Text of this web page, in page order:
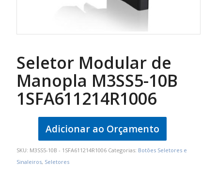
Seletor Modular de
Manopla M3SS5-10B
1SFA611214R1006
Adicionar ao Orçamento
SKU: M3SS5-10B - 1SFA611214R1006 Categorias: Botões Seletores e
Sinaleiros, Seletores